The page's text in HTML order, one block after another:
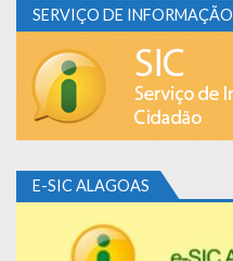
SERVIÇO DE INFORMAÇÃO
E-SIC ALAGOAS